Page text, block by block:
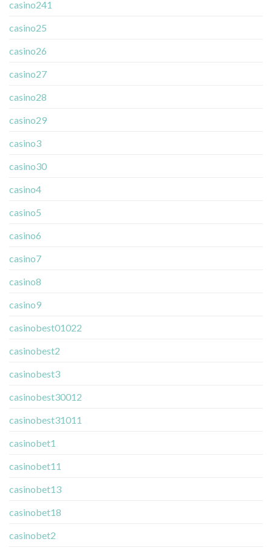
casino241
casino25
casino26
casino27
casino28
casino29
casino3
casino30
casino4
casino5
casino6
casino7
casino8
casino9
casinobest01022
casinobest2
casinobest3
casinobest30012
casinobest31011
casinobet1
casinobet11
casinobet13
casinobet18
casinobet2